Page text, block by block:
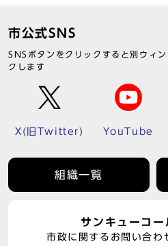
市公式SNS
SNSボタンをクリックすると別ウィ
クします
X(旧Twitter) YouTube
組織一覧
サンキューコー
市政に関するお問い合わ